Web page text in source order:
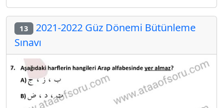
13 2021-2022 Güz Dönemi Bütünleme
Sınavı